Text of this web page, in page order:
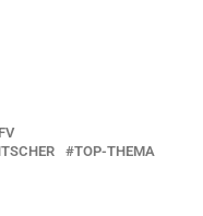
TOP-THEMA